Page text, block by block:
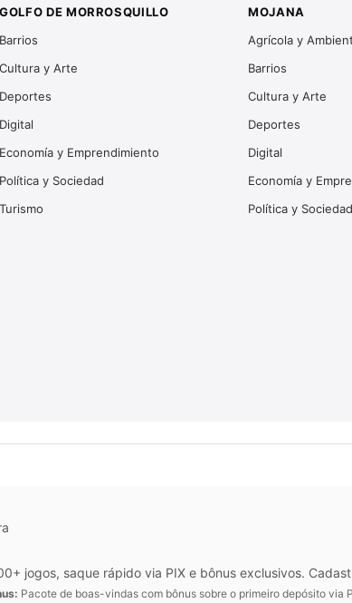
GOLFO DE MORROSQUILLO
Barrios
Cultura y Arte
Deportes
Digital
Economía y Emprendimiento
Política y Sociedad
Turismo
MOJANA
Agrícola y
Barrios
Cultura y Arte
Deportes
Digital
Economía y
Política y Sociedad
jogos, saque rápido via PIX e bônus exclusivos.
Pacote de boas-vindas com bônus sobre o primeiro depósito via